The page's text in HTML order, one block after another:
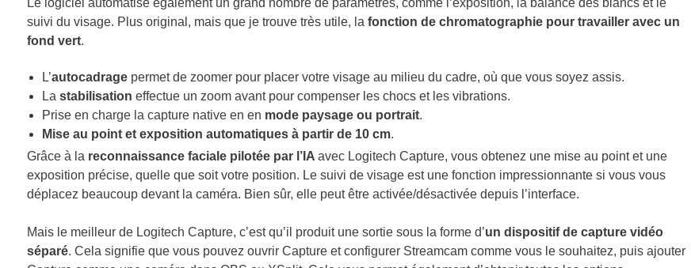
Le logiciel automatise également un grand nombre de paramètres, comme l’exposition, la balance des blancs et le
suivi du visage. Plus original, mais que je trouve très utile, lafonction de chromatographie pour travailler avec un
fond vert.
L’autocadragepermet de zoomer pour placer votre visage au milieu du cadre, où que vous soyez assis.
La stabilisation effectue un zoom avant pour compenser les chocs et les vibrations.
Prise en charge la capture native en en mode paysage ou portrait.
Mise au point et exposition automatiques à partir de 10 cm.
Grâce à la reconnaissance faciale pilotée par l’IA avec Logitech Capture, vous obtenez une mise au point et une
exposition précise, quelle que soit votre position. Le suivi de visage est une fonction impressionnante si vous vous
déplacez beaucoup devant la caméra. Bien sûr, elle peut être activée/désactivée depuis l’interface.
Mais le meilleur de Logitech Capture, c’est qu’il produit une sortie sous la forme d’un dispositif de capture vidéo
séparé. Cela signifie que vous pouvez ouvrir Capture et configurer Streamcam comme vous le souhaitez, puis ajouter